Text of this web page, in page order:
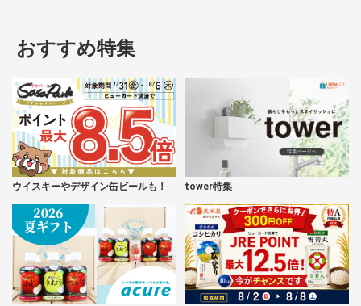
おすすめ特集
ウイスキーやデザイン缶ビールも！ tower特集